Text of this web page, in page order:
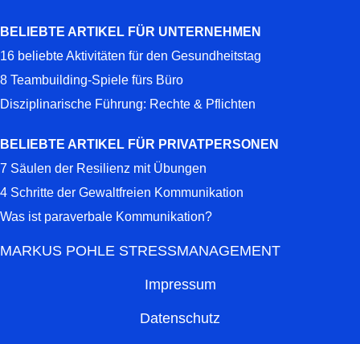
BELIEBTE ARTIKEL FÜR UNTERNEHMEN
16 beliebte Aktivitäten für den Gesundheitstag
8 Teambuilding-Spiele fürs Büro
Disziplinarische Führung: Rechte & Pflichten
BELIEBTE ARTIKEL FÜR PRIVATPERSONEN
7 Säulen der Resilienz mit Übungen
4 Schritte der Gewaltfreien Kommunikation
Was ist paraverbale Kommunikation?
MARKUS POHLE STRESSMANAGEMENT
Impressum
Datenschutz